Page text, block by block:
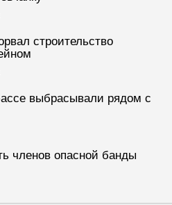
строительство
выбрасывали рядом с
членов опасной банды